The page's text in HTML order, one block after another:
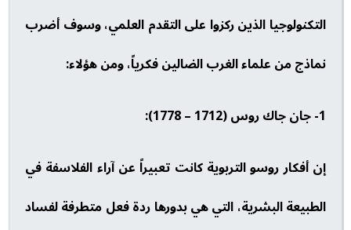
التكنولوجيا الذين ركزوا على التقدم العلمي، وسوف أضرب
نماذج من علماء الغرب الضالين فكرياً، ومن هؤلاء:
1- جان جاك روس (1712 – 1778):
إن أفكار روسو التربوية كانت تعبيراً عن آراء الفلاسفة في
الطبيعة البشرية، التي هي بدورها ردة فعل متطرفة لفساد